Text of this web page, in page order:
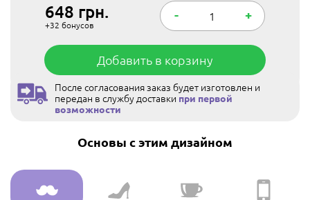
648 грн.
+32 бонусов
- +
Добавить в корзину
После согласования заказ будет изготовлен и
передан в службу доставки при первой
возможности
Основы с этим дизайном